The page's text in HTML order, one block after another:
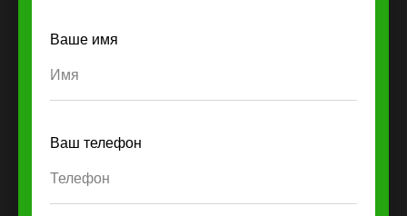
Ваше имя
Ваш телефон